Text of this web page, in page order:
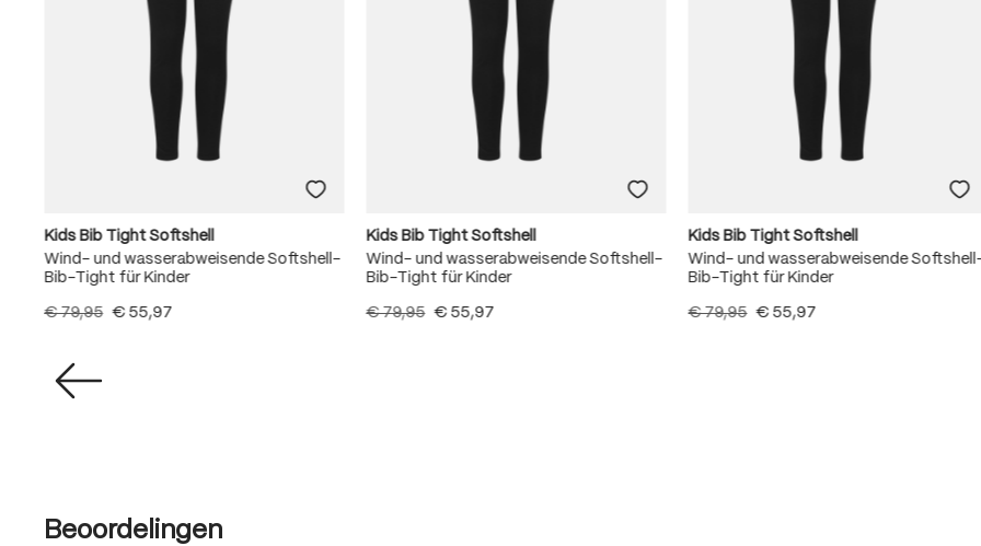
Kids Bib Tight Softshell
Wind- und wasserabweisende Softshell-
Bib-Tight für Kinder
€ 79,95 € 55,97
Kids Bib Tight Softshell
Wind- und wasserabweisende Softshell-
Bib-Tight für Kinder
€ 79,95 € 55,97
Kids Bib Tight Softshell
Wind- und wasserabweisende
Bib-Tight für Kinder
€ 79,95 € 55,97
Beoordelingen